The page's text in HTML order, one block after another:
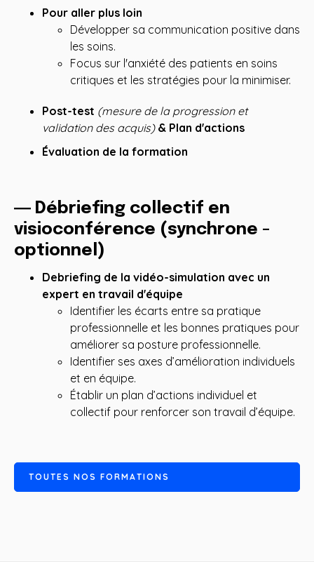
Pour aller plus loin
Développer sa communication positive dans
les soins.
Focus sur l'anxiété des patients en soins
critiques et les stratégies pour la minimiser.
Post-test (mesure de la progression et
validation des acquis)& Plan d'actions
Évaluation de la formation
― Débriefing collectif en
visioconférence (synchrone -
optionnel)
Debriefing de la vidéo-simulation avec un
expert en travail d'équipe
Identifier les écarts entre sa pratique
professionnelle et les bonnes pratiques pour
améliorer sa posture professionnelle.
Identifier ses axes d’amélioration individuels
et en équipe.
Établir un plan d’actions individuel et
collectif pour renforcer son travail d’équipe.
TOUTE S NOS FORMATIONS